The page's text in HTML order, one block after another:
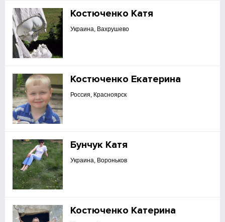
Костюченко Катя
Украина, Вахрушево
Костюченко Екатерина
Россия, Красноярск
Бунчук Катя
Украина, Вороньков
Костюченко Катерина